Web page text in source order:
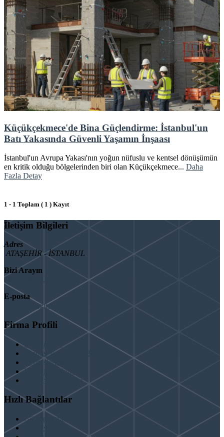
Küçükçekmece'de Bina Güçlendirme: İstanbul'un
Batı Yakasında Güvenli Yaşamın İnşaası
İstanbul'un Avrupa Yakası'nın yoğun nüfuslu ve kentsel dönüşümün
en kritik olduğu bölgelerinden biri olan Küçükçekmece... Daha
Fazla Detay
1 - 1 Toplam ( 1 ) Kayıt
İletişim Bilgileri
Adres
ATAŞEHİR - İSTANBUL
Bizi Arayın
E-posta
info@binaguclendir.com
Firma Profili
Hakkımızda
Hizmet Verdiğimiz Bölgeler
Paydaşlarımız
İş Birliği Teklifleri
Şartlar ve Koşullar
Hızlı Bağlantılar
Güçlendirme
Hizmetlerimiz